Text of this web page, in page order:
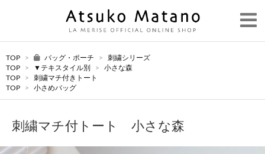
TOP > バッグ・ポーチ >
刺繍シリーズ
TOP
> ▼テキスタイル別 >
小さな森
TOP
>
刺繍マチ付きトート
TOP
> 小さめバッグ
刺繍マチ付トート 小さな森